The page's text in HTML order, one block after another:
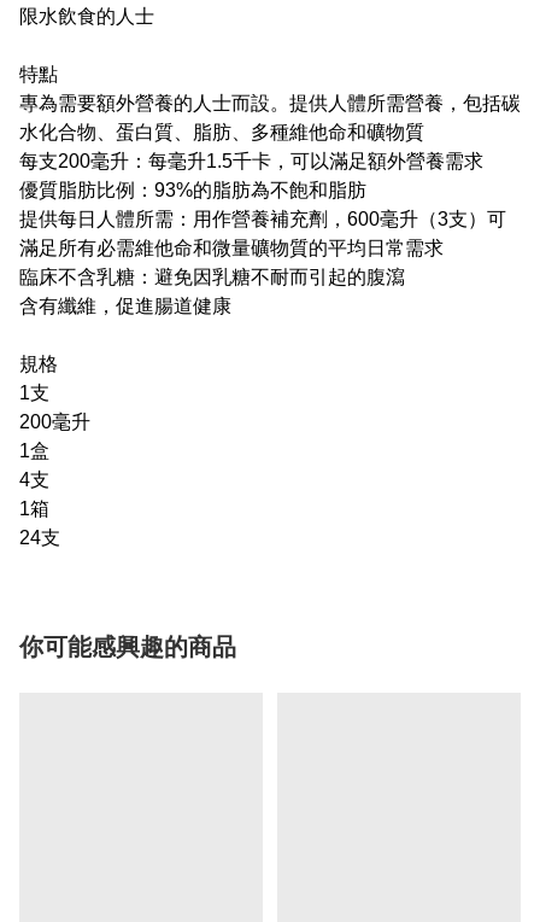
限水飲食的人士
特點
專為需要額外營養的人士而設。提供人體所需營養，包括碳
水化合物、蛋白質、脂肪、多種維他命和礦物質
每支200毫升：每毫升1.5千卡，可以滿足額外營養需求
優質脂肪比例：93%的脂肪為不飽和脂肪
提供每日人體所需：用作營養補充劑，600毫升（3支）可
滿足所有必需維他命和微量礦物質的平均日常需求
臨床不含乳糖：避免因乳糖不耐而引起的腹瀉
含有纖維，促進腸道健康
規格
1支
200毫升
1盒
4支
1箱
24支
你可能感興趣的商品